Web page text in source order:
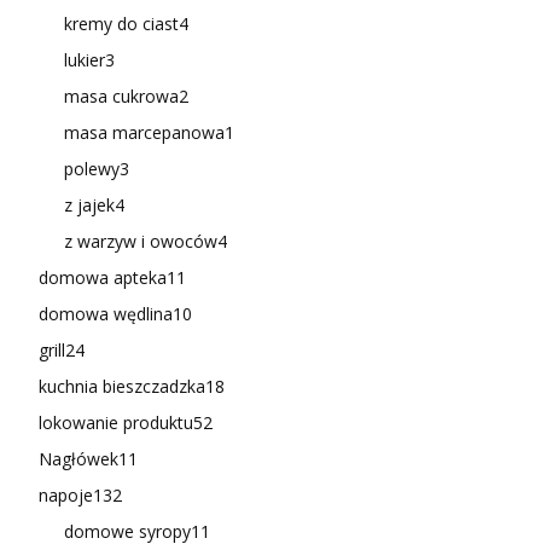
kremy do ciast4
lukier3
masa cukrowa2
masa marcepanowa1
polewy3
z jajek4
z warzyw i owoców4
domowa apteka11
domowa wędlina10
grill24
kuchnia bieszczadzka18
lokowanie produktu52
Nagłówek11
napoje132
domowe syropy11